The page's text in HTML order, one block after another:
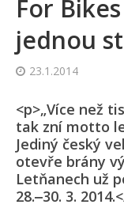
For
jednou
23.1.2014
<p>„Více než
tak zní motto
Jediný český
otevře brány
Letňanech už
28.‒30. 3.